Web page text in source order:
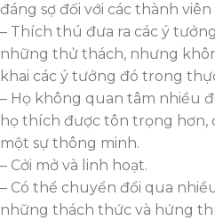
đáng sợ đối với các thành viên
– Thích thú đưa ra các ý
những thử thách, nhưng
khai các ý tưởng đó trong
– Họ không quan tâm nhiều
họ thích được tôn trọng hơn,
một sự thông minh.
– Cởi mở và linh hoạt.
– Có thể chuyển đổi qua
những thách thức và hứng